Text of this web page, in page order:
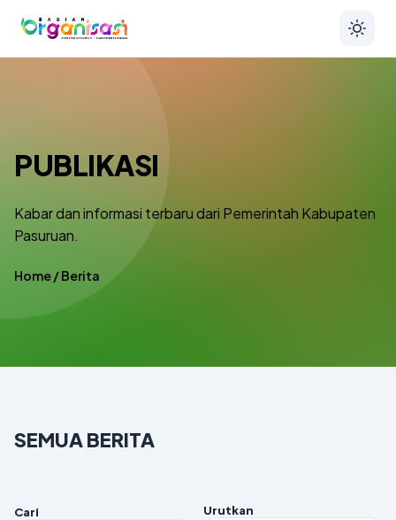
PUBLIKASI
Kabar dan informasi terbaru dari Pemerintah Kabupaten
Pasuruan.
Home/Berita
SEMUA BERITA
Cari Urutkan